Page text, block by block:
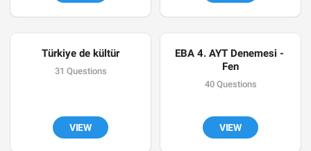
Türkiye de kültür
31 Questions
VIEW
EBA 4. AYT Denemesi -
Fen
40 Questions
VIEW